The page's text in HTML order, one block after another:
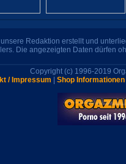
Redaktion erstellt und
Die angezeigten Daten dürfen
Copyright (c) 1996-2019
/ Impressum
Shop Informationen